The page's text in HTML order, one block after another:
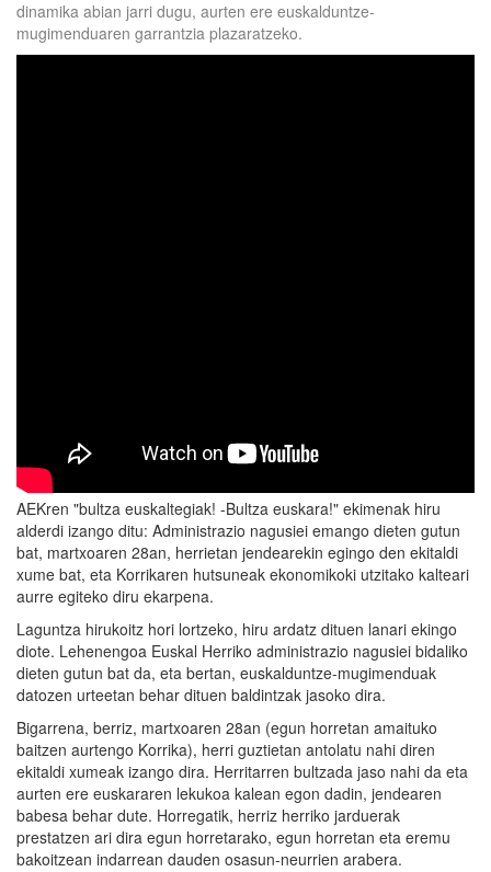
dinamika abian jarri dugu, aurten ere euskalduntze-
mugimenduaren garrantzia plazaratzeko.
AEKren "bultza euskaltegiak! -Bultza euskara!" ekimenak hiru
alderdi izango ditu: Administrazio nagusiei emango dieten gutun
bat, martxoaren 28an, herrietan jendearekin egingo den ekitaldi
xume bat, eta Korrikaren hutsuneak ekonomikoki utzitako kalteari
aurre egiteko diru ekarpena.
Laguntza hirukoitz hori lortzeko, hiru ardatz dituen lanari ekingo
diote. Lehenengoa Euskal Herriko administrazio nagusiei bidaliko
dieten gutun bat da, eta bertan, euskalduntze-mugimenduak
datozen urteetan behar dituen baldintzak jasoko dira.
Bigarrena, berriz, martxoaren 28an (egun horretan amaituko
baitzen aurtengo Korrika), herri guztietan antolatu nahi diren
ekitaldi xumeak izango dira. Herritarren bultzada jaso nahi da eta
aurten ere euskararen lekukoa kalean egon dadin, jendearen
babesa behar dute. Horregatik, herriz herriko jarduerak
prestatzen ari dira egun horretarako, egun horretan eta eremu
bakoitzean indarrean dauden osasun-neurrien arabera.